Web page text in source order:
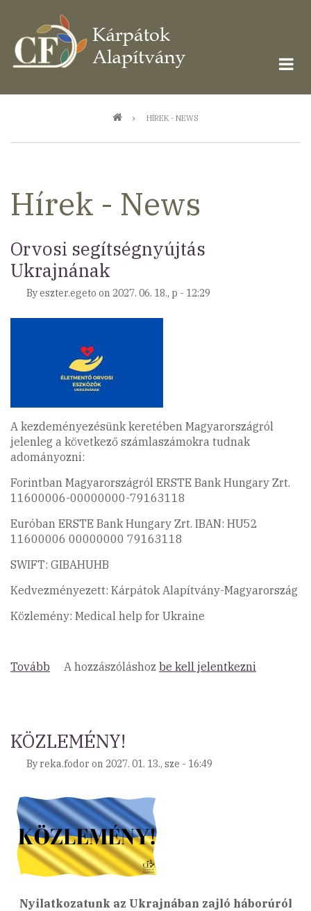
tartalomra
HÍREK - NEWS
Hírek - News
Orvosi segítségnyújtás
Ukrajnának
Byeszter.egeto on 2027. 06. 18., p - 12:29
A kezdeményezésünk keretében Magyarországról
jelenleg a következő számlaszámokra tudnak
adományozni:
Forintban Magyarországról ERSTE Bank Hungary Zrt.
11600006-00000000-79163118
Euróban ERSTE Bank Hungary Zrt. IBAN: HU52
11600006 00000000 79163118
SWIFT: GIBAHUHB
Kedvezményezett: Kárpátok Alapítvány-Magyarország
Közlemény: Medical help for Ukraine
Tovább (Orvosi
A hozzászóláshoz be kell jelentkezni
KÖZLEMÉNY!
By reka.fodor on 2027. 01. 13., sze - 16:49
Nyilatkozatunk az Ukrajnában zajló háborúról